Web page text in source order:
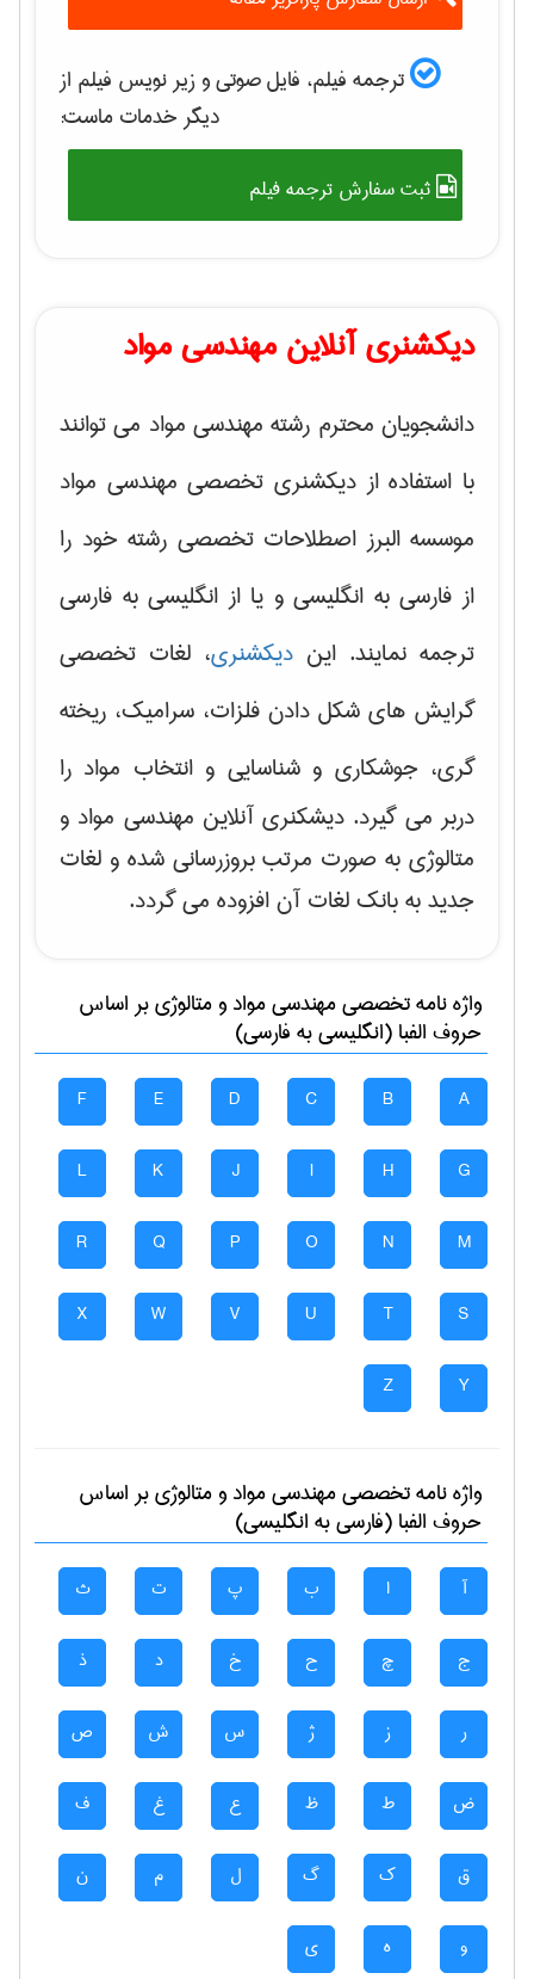
ترجمه فیلم، فایل صوتی و زیر نویس فیلم از
دیگر خدمات ماست:
ثبت سفارش ترجمه فیلم
دیکشنری آنلاین مهندسی مواد
دانشجویان محترم رشته مهندسی مواد می توانند
با استفاده از دیکشنری تخصصی مهندسی مواد
موسسه البرز اصطلاحات تخصصی رشته خود را
از فارسی به انگلیسی و یا از انگلیسی به فارسی
ترجمه نمایند. این دیکشنری، لغات تخصصی
گرایش های شکل دادن فلزات، سرامیک، ریخته
گری، جوشکاری و شناسایی و انتخاب مواد را
دربر می گیرد. دیشکنری آنلاین مهندسی مواد و
متالوژی به صورت مرتب بروزرسانی شده و لغات
جدید به بانک لغات آن افزوده می گردد.
واژه نامه تخصصیمهندسی مواد و متالوژیبر اساس
حروف الفبا (انگلیسی به فارسی)
A
B
C
D
E
F
G
H
I
J
K
L
M
N
O
P
Q
R
S
T
U
V
W
X
Y
Z
واژه نامه تخصصیمهندسی مواد و متالوژیبر اساس
حروف الفبا (فارسی به انگلیسی)
آ ا ب پ ت ث
ج چ ح خ د ذ
ر ز ژ س ش ص
ض ط ظ ع غ ف
ق ک گ ل م ن
و ه ی